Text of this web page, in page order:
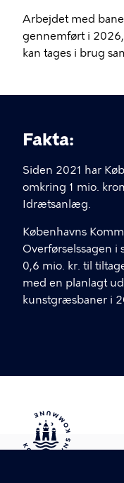
Arbejdet med
gennemført i
kan tages i brug
Fakta:
Siden 2021 har
omkring 1 mio.
Idrætsanlæg.
Københavns
Overførselssagen i
0,6 mio. kr. til
med en planlagt
kunstgræsbaner i